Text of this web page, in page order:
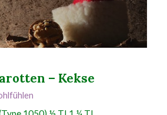
– Kekse